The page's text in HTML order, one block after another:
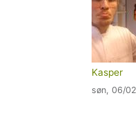
Kasper
søn, 06/